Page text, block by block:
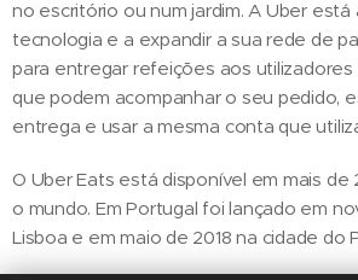
no escritório ou num jardim. A Uber está
tecnologia e a expandir a sua rede de
para entregar refeições aos utilizadores
que podem acompanhar o seu pedido,
entrega e usar a mesma conta que
O Uber Eats está disponível em mais
o mundo. Em Portugal foi lançado em
Lisboa e em maio de 2018 na cidade do